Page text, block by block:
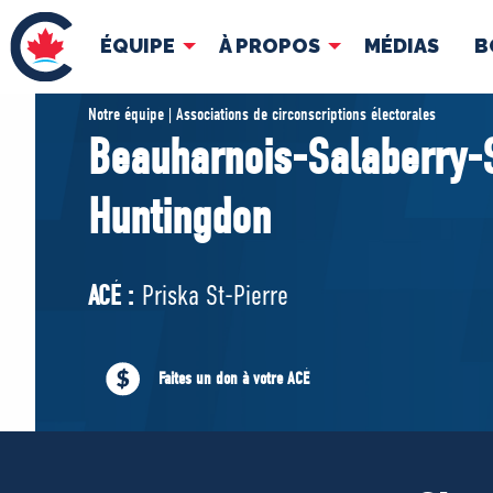
ÉQUIPE À PROPOS MÉDIAS
ÉQUIPE
Pierre Poilievre
Vos députés conservateurs
Cabinet fantôme
Exécutif national
À
Notre équipe | Associations de circonscriptions électorales
Beauharnois-
Huntingdon
ACÉ : Priska St-Pierre
Faites un don à votre ACÉ